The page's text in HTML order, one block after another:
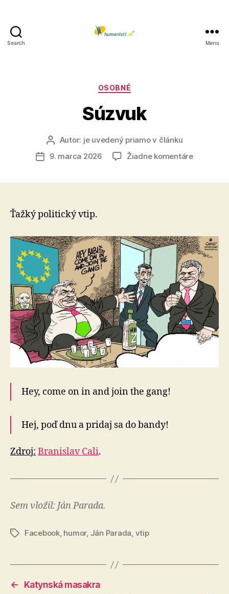
Search Menu
Kategórie
OSOBNÉ
Súzvuk
Autor
článku
Autor: je uvedený priamo v článku
Dátum
9. marca 2026 Žiadne komentárena
Ťažký politický vtip.
Hey, come on in and join the gang!
Hej, poď dnu a pridaj sa do bandy!
Zdroj: Branislav Cali.
Sem vložil: Ján Parada.
ZnačkyFacebook, humor, Ján Parada, vtip
←
Katynská masakra